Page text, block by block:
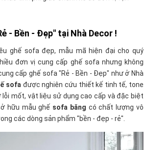
- Bền - Đẹp" tại Nhà Decor !
ghế sofa đẹp, mẫu mã hiện đại cho quý
đơn vị cung cấp ghế sofa nhưng không
cấp ghế sofa "Rẻ - Bền - Đẹp" như ở Nhà
sofa được nghiên cứu thiết kế tinh tế, tone
lỗi mốt, vật liệu sử dụng cao cấp và đặc biệt
hữu mẫu ghế sofa băng có chất lượng vô
các dòng sản phẩm "bền - đẹp - rẻ".